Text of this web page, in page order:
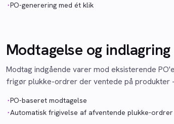
·PO-generering med ét klik
Modtagelse og indlagring
Modtag indgående varer mod eksisterende
frigør plukke-ordrer der ventede på produkter
·PO-baseret modtagelse
·Automatisk frigivelse af afventende plukke-ordrer